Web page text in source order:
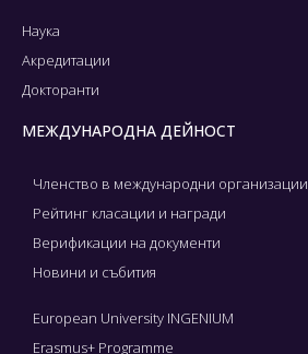
Наука
Акредитации
Докторанти
МЕЖДУНАРОДНА ДЕЙНОСТ
Членство в международни организации
Рейтинг класации и награди
Верификации на документи
Новини и събития
European University INGENIUM
Erasmus+ Programme